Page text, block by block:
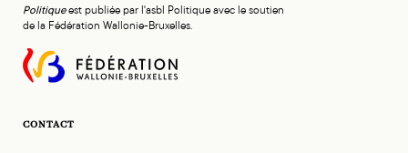
Politiqueest publiée par l'asbl Politique avec le soutien
de la Fédération Wallonie-Bruxelles.
CONTACT